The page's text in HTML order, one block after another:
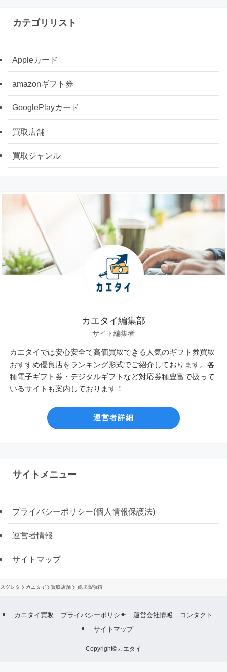
カテゴリリスト
Appleカード
amazonギフト券
GooglePlayカード
買取店舗
買取ジャンル
カエタイ編集部
サイト編集者
カエタイでは安心安全で高価買取できる人気のギフト券買取
おすすめ優良店をランキング形式でご紹介しております。各
種電子ギフト券・デジタルギフトなど対応券種豊富で扱って
いるサイトも案内しております！
運営者詳細
サイトメニュー
プライバシーポリシー(個人情報保護法)
運営者情報
サイトマップ
スグレタ カエタイ 買取店舗 買取高額箱
カエタイ買取 プライバシーポリシー 運営会社情報
コンタクト
サイトマップ
Copyright©カエタイ